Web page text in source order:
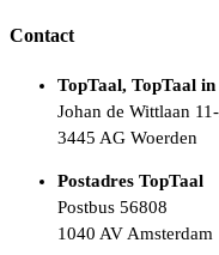
Contact
TopTaal, TopTaal
Johan de Wittlaan
3445 AG Woerden
Postadres TopTaal
Postbus 56808
1040 AV Amsterdam